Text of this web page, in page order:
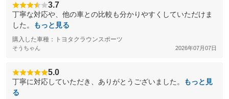
3.7
丁寧な対応や、他の車との比較も分かりやすくしていただけま
した。
もっと見る
購入した車種：トヨタクラウンスポーツ
そうちゃん 2026年07月07日
5.0
丁寧に対応していただき、ありがとうございました。
もっと見
る